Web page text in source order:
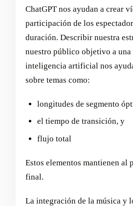
ChatGPT nos ayudan a crear
participación de los
duración. Describir nuestra
nuestro público objetivo a una
inteligencia artificial nos
sobre temas como:
longitudes de segmento
el tiempo de transición, y
flujo total
Estos elementos mantienen al
final.
La integración de la música y